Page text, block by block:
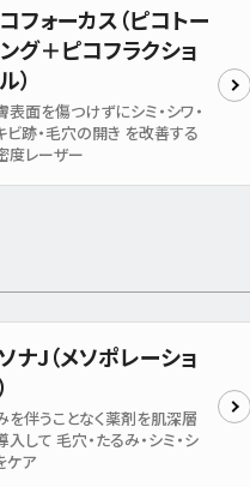
フォーカス（ピコトー
グ＋ピコフラクショ
）
表面を傷つけずにシミ・シワ・
ビ跡・毛穴の開き を改善する
度レーザー
ナJ（メソポレーショ
を伴うことなく薬剤を肌深層
入して 毛穴・たるみ・シミ・シ
ケア